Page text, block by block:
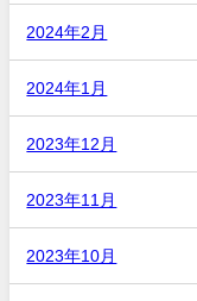
2024年2月
2024年1月
2023年12月
2023年11月
2023年10月